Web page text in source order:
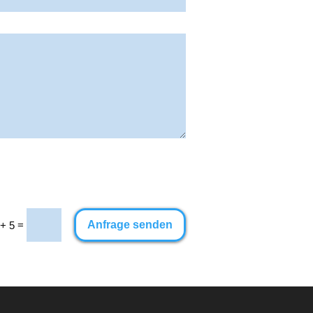
5 = Anfrage senden